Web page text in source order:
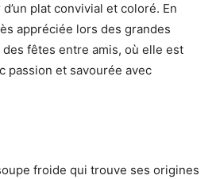
plat convivial et coloré. En
appréciée lors des grandes
fêtes entre amis, où elle est
passion et savourée avec
froide qui trouve ses origines